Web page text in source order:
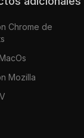
Chrome de
Mozilla